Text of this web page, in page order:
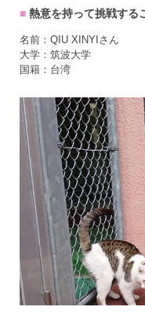
熱意を持って挑戦する
名前：QIU XINYIさん
大学：筑波大学
国籍：台湾